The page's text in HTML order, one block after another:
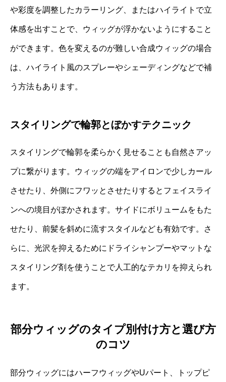
や彩度を調整したカラーリング、またはハイライトで立
体感を出すことで、ウィッグが浮かないようにすること
ができます。色を変えるのが難しい合成ウィッグの場合
は、ハイライト風のスプレーやシェーディングなどで補
う方法もあります。
スタイリングで輪郭とぼかすテクニック
スタイリングで輪郭を柔らかく見せることも自然さアッ
プに繋がります。ウィッグの端をアイロンで少しカール
させたり、外側にフワッとさせたりするとフェイスライ
ンへの境目がぼかされます。サイドにボリュームをもた
せたり、前髪を斜めに流すスタイルなども有効です。さ
らに、光沢を抑えるためにドライシャンプーやマットな
スタイリング剤を使うことで人工的なテカリを抑えられ
ます。
部分ウィッグのタイプ別付け方と選び方
のコツ
部分ウィッグにはハーフウィッグやUパート、トップピ